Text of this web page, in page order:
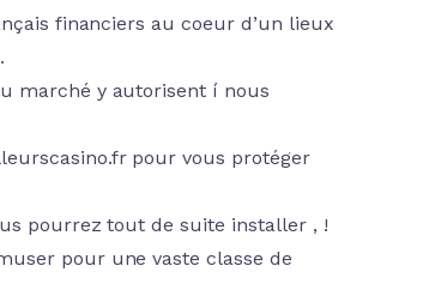
financiers au coeur d’un lieux
marché y autorisent í nous
pour vous protéger
pourrez tout de suite installer , !
pour une vaste classe de